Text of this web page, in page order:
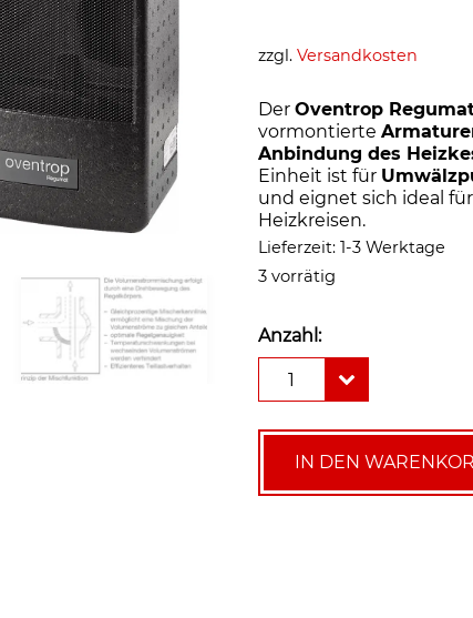
zzgl.Versandkosten
DerOventrop
vormontierte
Anbindung des
Einheit ist für
und eignet sich ideal
Heizkreisen.
Lieferzeit:1-3 Werktage
3 vorrätig
Anzahl:
Heizkreisset
M3-
kurze
1
IN DEN